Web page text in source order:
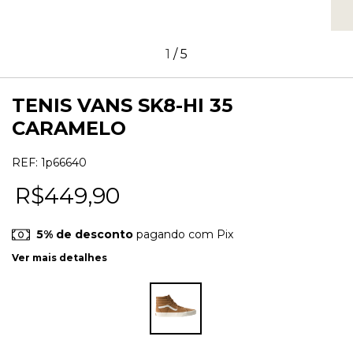
1 /5
TENIS VANS SK8-HI 35
CARAMELO
REF: 1p66640
R$449,90
5% de desconto pagando com Pix
Ver mais detalhes